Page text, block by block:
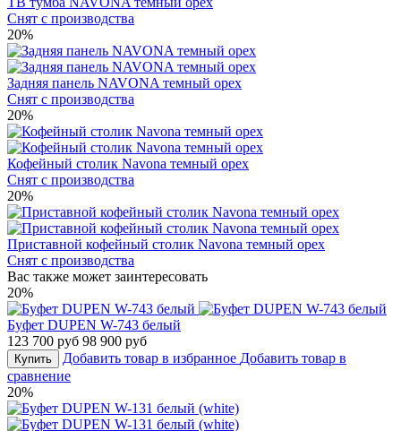
Снят с производства
20%
Задняя панель NAVONA темный орех
Снят с производства
20%
Кофейный столик Navona темный орех
Снят с производства
20%
Приставной кофейный столик Navona темный орех
Снят с производства
Вас также может заинтересовать
20%
Буфет DUPEN W-743 белый
123 700 руб 98 900 руб
Купить Добавить товар в избранное Добавить товар в
сравнение
20%